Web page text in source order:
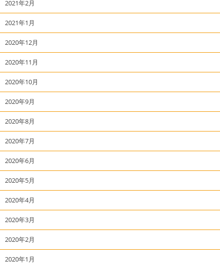
2021年2月
2021年1月
2020年12月
2020年11月
2020年10月
2020年9月
2020年8月
2020年7月
2020年6月
2020年5月
2020年4月
2020年3月
2020年2月
2020年1月